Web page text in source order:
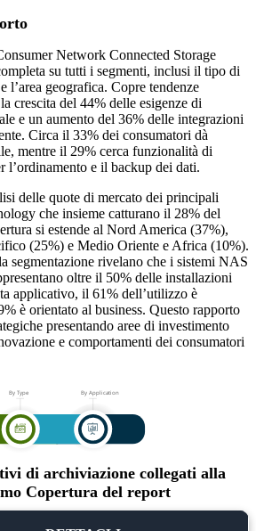
Network Connected Storage
su tutti i segmenti, inclusi il tipo di
l’area geografica. Copre tendenze
crescita del 44% delle esigenze di
e un aumento del 36% delle integrazioni
Circa il 33% dei consumatori dà
mentre il 29% cerca funzionalità di
l’ordinamento e il backup dei dati.
delle quote di mercato dei principali
che insieme catturano il 28% del
si estende al Nord America (37%),
(25%) e Medio Oriente e Africa (10%).
segmentazione rivelano che i sistemi NAS
oltre il 50% delle installazioni
applicativo, il 61% dell’utilizzo è
è orientato al business. Questo rapporto
presentando aree di investimento
e comportamenti dei consumatori
di archiviazione collegati alla
Copertura del report